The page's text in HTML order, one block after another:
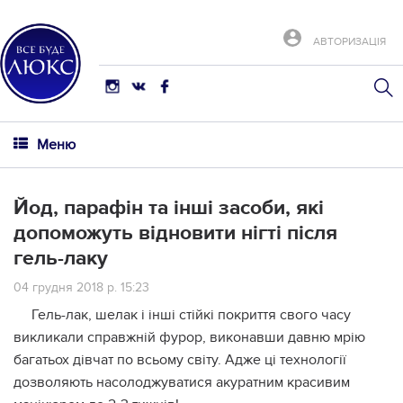
АВТОРИЗАЦІЯ
Меню
Йод, парафін та інші засоби, які
допоможуть відновити нігті після
гель-лаку
04 грудня 2018 р. 15:23
Гель-лак, шелак і інші стійкі покриття свого часу
викликали справжній фурор, виконавши давню мрію
багатьох дівчат по всьому світу. Адже ці технології
дозволяють насолоджуватися акуратним красивим